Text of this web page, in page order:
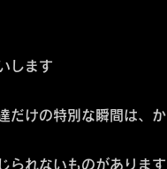
します
だけの特別な瞬間は、か
られないものがあります